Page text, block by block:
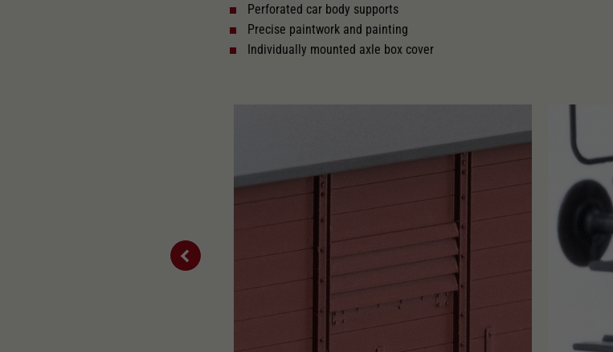
Perforated car body supports
Precise paintwork and painting
Individually mounted axle box cover